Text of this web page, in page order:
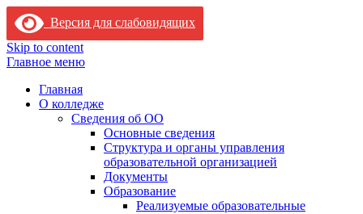
Версия для слабовидящих
Skip to content
Главное меню
Главная
О колледже
Сведения об ОО
Основные сведения
Структура и органы управления
образовательной организацией
Документы
Образование
Реализуемые образовательные